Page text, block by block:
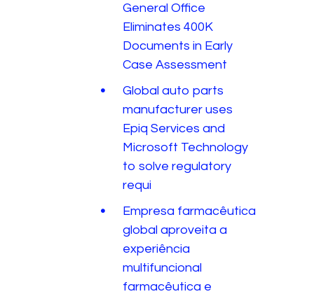
General Office
Eliminates 400K
Documents in Early
Case Assessment
Global auto parts
manufacturer uses
Epiq Services and
Microsoft Technology
to solve regulatory
requi
Empresa farmacêutica
global aproveita a
experiência
multifuncional
farmacêutica e